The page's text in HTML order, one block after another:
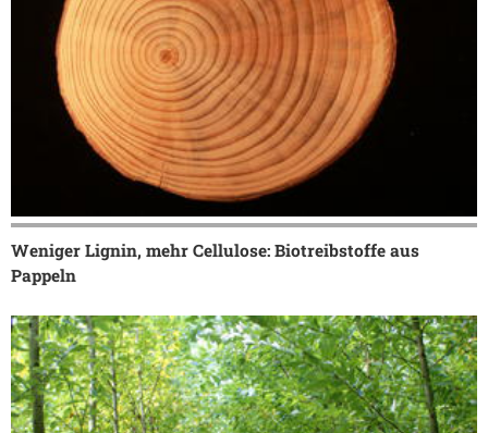
Weniger Lignin, mehr Cellulose: Biotreibstoffe aus
Pappeln